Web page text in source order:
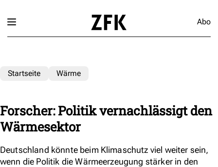
Abo
Startseite Wärme
Forscher: Politik vernachlässigt den
Wärmesektor
Deutschland könnte beim Klimaschutz viel weiter sein,
wenn die Politik die Wärmeerzeugung stärker in den